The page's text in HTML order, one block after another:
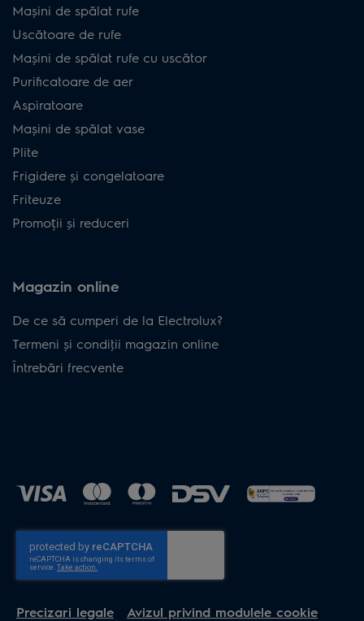
Mașini de spălat rufe
Uscătoare de rufe
Mașini de spălat rufe cu uscător
Purificatoare de aer
Aspiratoare
Mașini de spălat vase
Plite
Frigidere și congelatoare
Friteuze
Promoții și reduceri
Magazin online
De ce să cumperi de la Electrolux?
Termeni și condiţii magazin online
Întrebări frecvente
Precizari legale Avizul privind modulele cookie